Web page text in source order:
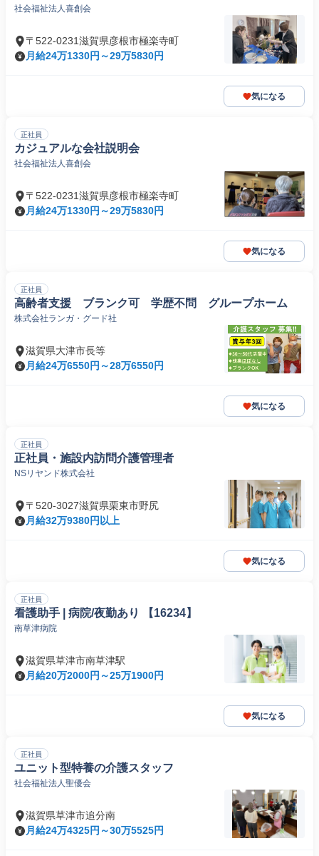
社会福祉法人喜創会
〒522-0231滋賀県彦根市極楽寺町
月給24万1330円～29万5830円
気になる
正社員
カジュアルな会社説明会
社会福祉法人喜創会
〒522-0231滋賀県彦根市極楽寺町
月給24万1330円～29万5830円
気になる
正社員
高齢者支援 ブランク可 学歴不問 グループホーム
株式会社ランガ・グード社
滋賀県大津市長等
月給24万6550円～28万6550円
気になる
正社員
正社員・施設内訪問介護管理者
NSリヤンド株式会社
〒520-3027滋賀県栗東市野尻
月給32万9380円以上
気になる
正社員
看護助手 | 病院/夜勤あり 【16234】
南草津病院
滋賀県草津市南草津駅
月給20万2000円～25万1900円
気になる
正社員
ユニット型特養の介護スタッフ
社会福祉法人聖優会
滋賀県草津市追分南
月給24万4325円～30万5525円